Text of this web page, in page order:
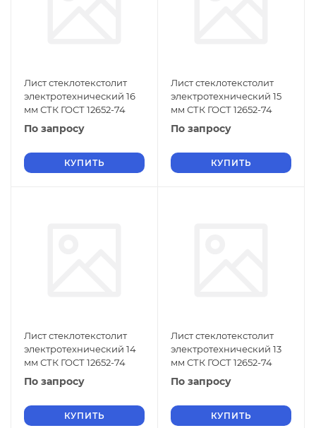
Лист стеклотекстолит
электротехнический 16
мм СТК ГОСТ 12652-74
По запросу
КУПИТЬ
Лист стеклотекстолит
электротехнический 15
мм СТК ГОСТ 12652-74
По запросу
КУПИТЬ
Лист стеклотекстолит
электротехнический 14
мм СТК ГОСТ 12652-74
По запросу
КУПИТЬ
Лист стеклотекстолит
электротехнический 13
мм СТК ГОСТ 12652-74
По запросу
КУПИТЬ